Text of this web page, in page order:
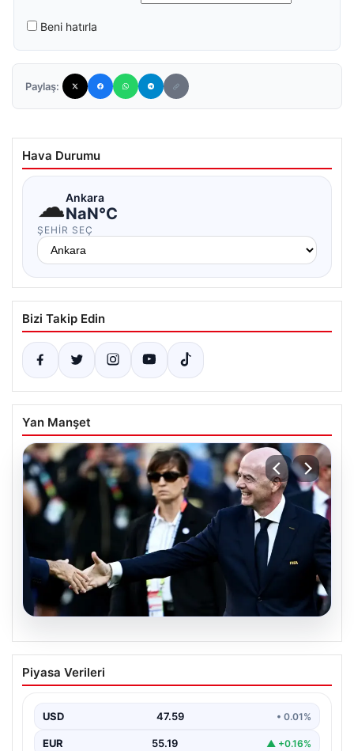
Beni hatırla
Paylaş:
Hava Durumu
☁Ankara
NaN°C
ŞEHIR SEÇ
Bizi Takip Edin
Yan Manşet
04.08.2026
Ürdün Futbol Federasyonu
Başkanı’ndan FIFA Başkanı’na Sert
Ürdün Futbol Federasyonu (JFA) Başkanı Ali Bin Al-
Piyasa Verileri
USD 47.59 • 0.01%
EUR 55.19 ▲ +0.16%